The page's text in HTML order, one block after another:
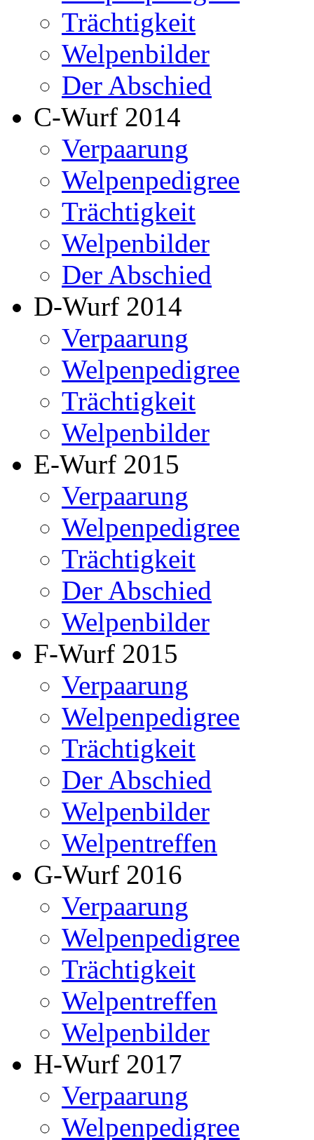
Trächtigkeit
Welpenbilder
Der Abschied
C-Wurf 2014
Verpaarung
Welpenpedigree
Trächtigkeit
Welpenbilder
Der Abschied
D-Wurf 2014
Verpaarung
Welpenpedigree
Trächtigkeit
Welpenbilder
E-Wurf 2015
Verpaarung
Welpenpedigree
Trächtigkeit
Der Abschied
Welpenbilder
F-Wurf 2015
Verpaarung
Welpenpedigree
Trächtigkeit
Der Abschied
Welpenbilder
Welpentreffen
G-Wurf 2016
Verpaarung
Welpenpedigree
Trächtigkeit
Welpentreffen
Welpenbilder
H-Wurf 2017
Verpaarung
Welpenpedigree